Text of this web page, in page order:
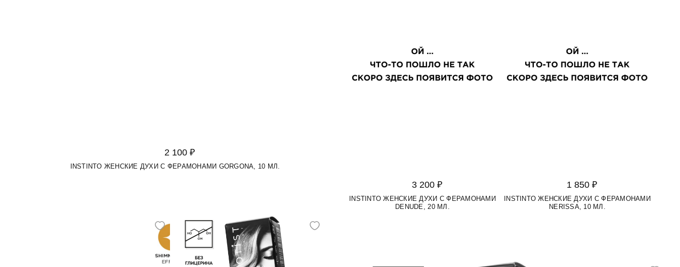
3 200 ₽
INSTINTO ЖЕНСКИЕ ДУХИ С ФЕРАМОНАМИ
DENUDE, 20 МЛ.
1 850 ₽
INSTINTO ЖЕНСКИЕ ДУХИ С ФЕРАМОНАМИ
NERISSA, 10 МЛ.
2 100 ₽
INSTINTO ЖЕНСКИЕ ДУХИ С ФЕРАМОНАМИ GORGONA, 10 МЛ.